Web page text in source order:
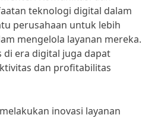
teknologi digital dalam
perusahaan untuk lebih
mengelola layanan mereka.
di era digital juga dapat
dan profitabilitas
inovasi layanan